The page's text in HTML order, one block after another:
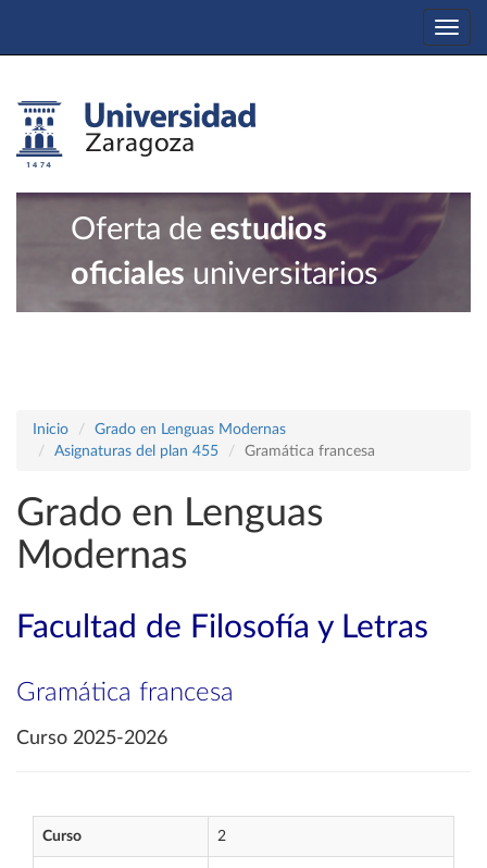
Oferta de estudios
oficiales universitarios
Inicio
Grado en Lenguas Modernas
Asignaturas del plan 455
Gramática francesa
Grado en Lenguas
Modernas
Facultad de Filosofía y Letras
Gramática francesa
Curso 2025-2026
Curso 2